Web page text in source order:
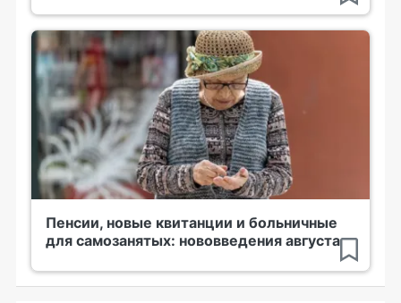
Пенсии, новые квитанции и больничные
для самозанятых: нововведения августа